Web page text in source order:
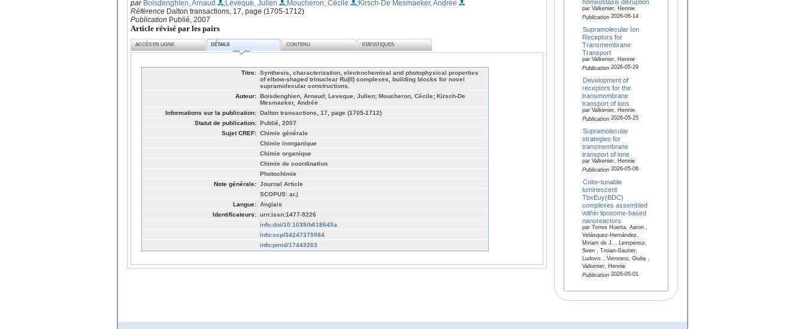
par Boisdenghien, Arnaud ;Leveque, Julien ;Moucheron, Cécile
;Kirsch-De Mesmaeker, Andrée
Référence Dalton transactions, 17, page (1705-1712)
Publication Publié, 2007
Article révisé par les pairs
ACCÈS EN LIGNE DÉTAILS CONTENU STATISTIQUES
Titre: Synthesis, characterization, electrochemical and photophysical properties
of elbow-shaped trinuclear Ru(II) complexes, building blocks for novel
supramolecular constructions.
Auteur: Boisdenghien, Arnaud; Leveque, Julien; Moucheron, Cécile; Kirsch-De
Mesmaeker, Andrée
Informations sur la publication: Dalton transactions, 17, page (1705-1712)
Statut de publication: Publié, 2007
Sujet CREF: Chimie générale
Chimie inorganique
Chimie organique
Chimie de coordination
Photochimie
Note générale: Journal Article
SCOPUS: ar.j
Langue: Anglais
Identificateurs: urn:issn:1477-9226
info:doi/10.1039/b618645a
info:scp/34247375984
info:pmid/17443263
par Valkenier, Hennie
Publication2026-06-14
Supramolecular Ion
Receptors for
Transmembrane
Transport
par Valkenier, Hennie
Publication2026-05-29
Development of
receptors for the
transmembrane
transport of ions
par Valkenier, Hennie
Publication2026-05-25
Supramolecular
strategies for
transmembrane
transport of ions
par Valkenier, Hennie
Publication2026-05-06
Color-tunable
luminescent
TbxEuy(BDC)
complexes assembled
within liposome-based
nanoreactors
par Torres Huerta, Aaron ,
Velásquez-Hernández,
Miriam de J. , Lempereur,
Sven , Troian‐Gautier,
Ludovic , Veronesi, Giulia ,
Valkenier, Hennie
Publication2026-05-01